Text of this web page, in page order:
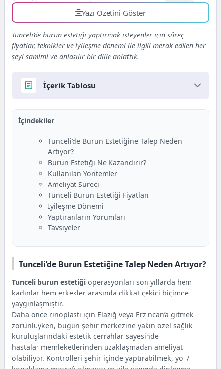
Yazı Özetini Göster
Tunceli’de burun estetiği yaptırmak isteyenler için süreç,
fiyatlar, teknikler ve iyileşme dönemi ile ilgili merak edilen her
şeyi samimi ve anlaşılır bir dille anlattık.
İçerik Tablosu
Tunceli’de Burun Estetiğine Talep Neden Artıyor?
Burun Estetiği Ne Kazandırır?
Ameliyat Süreci
Tunceli Burun Estetiği Fiyatları (2025)
İyileşme Dönemi
Yorumlar
Tavsiyeler
İçindekiler
Tunceli’de Burun Estetiğine Talep Neden
Artıyor?
Burun Estetiği Ne Kazandırır?
Kullanılan Yöntemler
Ameliyat Süreci
Tunceli Burun Estetiği Fiyatları
İyileşme Dönemi
Yaptıranların Yorumları
Tavsiyeler
Tunceli’de Burun Estetiğine Talep Neden Artıyor?
Tunceli burun estetiği operasyonları son yıllarda hem
kadınlar hem erkekler arasında dikkat çekici biçimde
yaygınlaşmıştır.
Daha önce rinoplasti için Elazığ veya Erzincan’a gitmek
zorunluyken, bugün şehir merkezine yakın özel sağlık
kuruluşlarındaki estetik cerrahlar sayesinde
hastalar memleketlerinden uzaklaşmadan ameliyat
olabiliyor. Kontrolleri şehir içinde yaptırabilmek, yol /